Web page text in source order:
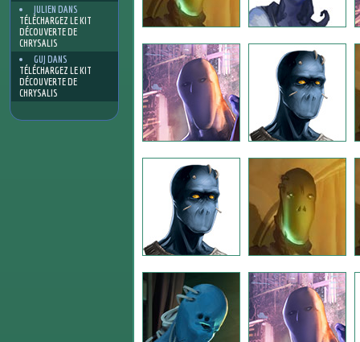
JULIEN DANS
TÉLÉCHARGEZ LE KIT
DÉCOUVERTE DE
CHRYSALIS
GUJ DANS
TÉLÉCHARGEZ LE KIT
DÉCOUVERTE DE
CHRYSALIS